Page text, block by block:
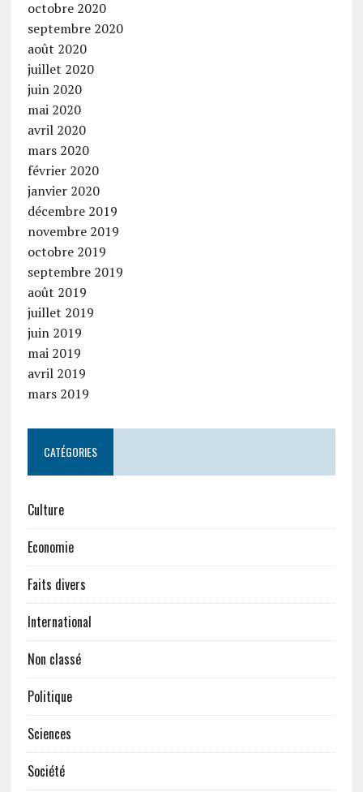
octobre 2020
septembre 2020
août 2020
juillet 2020
juin 2020
mai 2020
avril 2020
mars 2020
février 2020
janvier 2020
décembre 2019
novembre 2019
octobre 2019
septembre 2019
août 2019
juillet 2019
juin 2019
mai 2019
avril 2019
mars 2019
CATÉGORIES
Culture
Economie
Faits divers
International
Non classé
Politique
Sciences
Société